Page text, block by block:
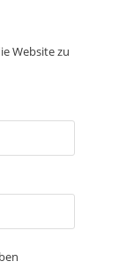
Website zu